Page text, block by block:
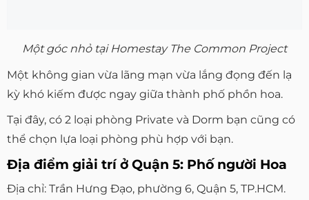
Một góc nhỏ tại Homestay The Common Project
Một không gian vừa lãng mạn vừa lắng đọng đến lạ
kỳ khó kiếm được ngay giữa thành phố phồn hoa.
Tại đây, có 2 loại phòng Private và Dorm bạn cũng có
thể chọn lựa loại phòng phù hợp với bạn.
Địa điểm giải trí ở Quận 5: Phố người Hoa
Địa chỉ: Trần Hưng Đạo, phường 6, Quận 5, TP.HCM.